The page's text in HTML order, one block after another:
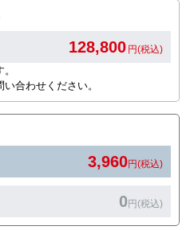
128,800 円(税込)
合わせください。
3,960円(税込)
0円(税込)